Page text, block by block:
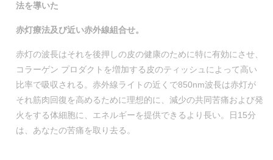
法を導いた
赤灯療法及び近い赤外線組合せ。
赤灯の波長はそれを後押しの皮の健康のために特に有効にさせ、
コラーゲン プロダクトを増加する皮のティッシュによって高い
比率で吸収される。赤外線ライトの近くで850nm波長は赤灯が
それ筋肉回復を高めるために理想的に、減少の共同苦痛および発
火をする体細胞に、エネルギーを提供できるより長い。日15分
は、あなたの苦痛を取り去る。